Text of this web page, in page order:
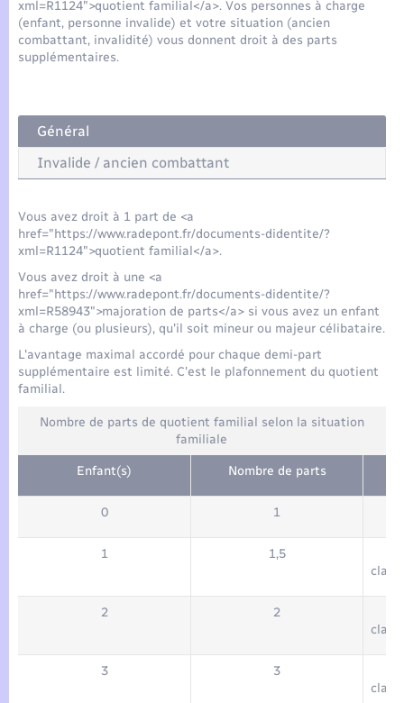
xml=R1124">quotient familial</a>. Vos personnes à charge
(enfant, personne invalide) et votre situation (ancien
combattant, invalidité) vous donnent droit à des parts
supplémentaires.
Général
Invalide / ancien combattant
Vous avez droit à 1 part de <a
href="https://www.radepont.fr/documents-didentite/?
xml=R1124">quotient familial</a>.
Vous avez droit à une <a
href="https://www.radepont.fr/documents-didentite/?
xml=R58943">majoration de parts</a> si vous avez un enfant
à charge (ou plusieurs), qu'il soit mineur ou majeur célibataire.
L'avantage maximal accordé pour chaque demi-part
supplémentaire est limité. C'est le plafonnement du quotient
familial.
Nombre de parts de quotient familial selon la situation
familiale
Enfant(s) Nombre de parts
0 1
1
1,5
2
2
3
3